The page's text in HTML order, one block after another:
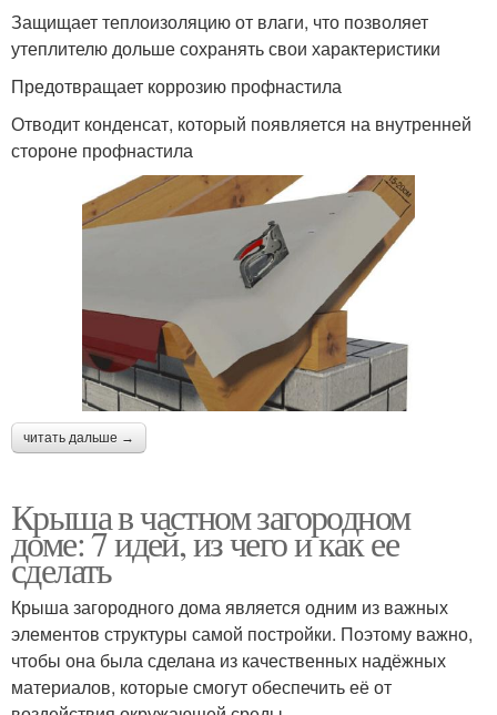
Защищает теплоизоляцию от влаги, что позволяет
утеплителю дольше сохранять свои характеристики
Предотвращает коррозию профнастила
Отводит конденсат, который появляется на внутренней
стороне профнастила
читать дальше →
Крыша в частном загородном
доме: 7 идей, из чего и как ее
сделать
Крыша загородного дома является одним из важных
элементов структуры самой постройки. Поэтому важно,
чтобы она была сделана из качественных надёжных
материалов, которые смогут обеспечить её от